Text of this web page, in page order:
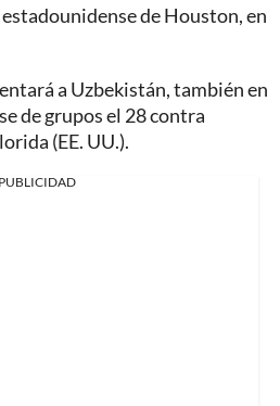
de Houston, en
a Uzbekistán, también en
de grupos el 28 contra
(EE. UU.).
PUBLICIDAD